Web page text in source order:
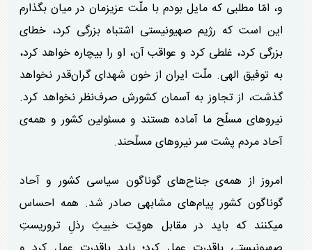
و، امّا مطلبی که مایل بودم با ملّت عزیزمان در میان بگذارم
این است که رژیم صهیونیستی اشتباه بزرگی کرد، خطای
بزرگی کرد، غلطی کرد و عواقب آن، او را بیچاره خواهد کرد،
به توفیق الهی. ملّت ایران از خون شهدای گران‌قدر نخواهد
گذشت، از تجاوز به آسمان کشورش صرف‌نظر نخواهد کرد.
نیرو‌های مسلّح ما آماده هستند و مسئولین کشور و همه‌ی
آحاد مردم پشت سر نیرو‌های مسلّحند.
امروز از همه‌ی جناح‌های گوناگون سیاسی کشور و آحاد
گوناگون کشور پیام‌های مشابهی صادر شد. همه احساس
میکنند که باید در مقابل هویّت خبیثِ رذلِ تروریستِ